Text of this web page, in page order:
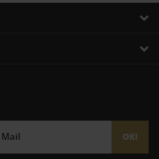
Mail OK!